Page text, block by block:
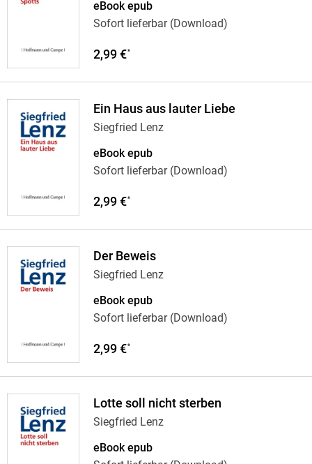
eBook epub
Sofort lieferbar (Download)
2,99 €*
Ein Haus aus lauter Liebe
Siegfried Lenz
eBook epub
Sofort lieferbar (Download)
2,99 €*
Der Beweis
Siegfried Lenz
eBook epub
Sofort lieferbar (Download)
2,99 €*
Lotte soll nicht sterben
Siegfried Lenz
eBook epub